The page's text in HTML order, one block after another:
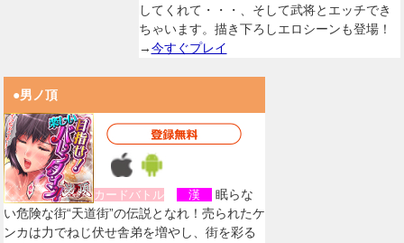
してくれて・・・、そして武将とエッチでき
ちゃいます。描き下ろしエロシーンも登場！
→今すぐプレイ
●男ノ頂
カードバトル 漢
眠らな
い危険な街“天道街”の伝説となれ！売られたケ
ンカは力でねじ伏せ舎弟を増やし、街を彩る